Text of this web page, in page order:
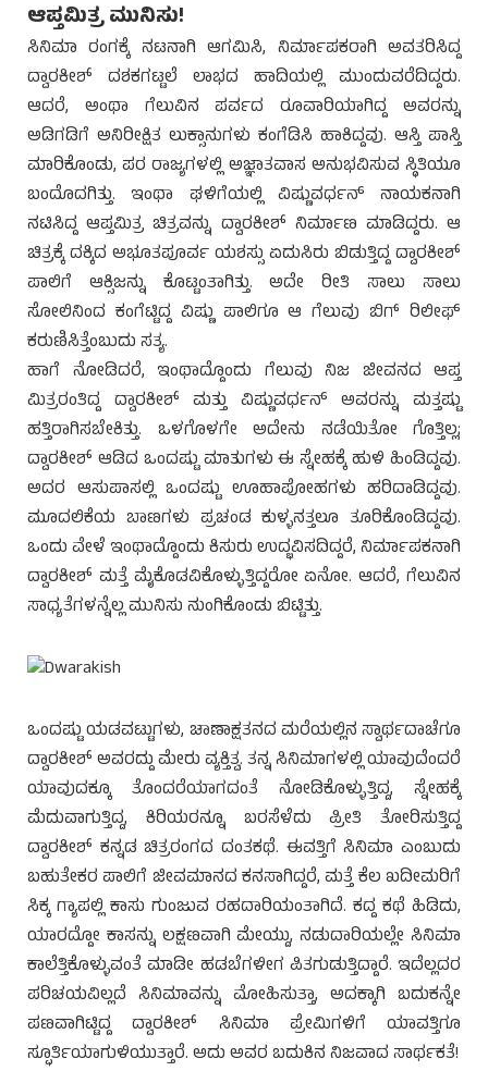
ಆಪ್ತಮಿತ್ರ ಮುನಿಸು!
ಸಿನಿಮಾ ರಂಗಕ್ಕೆ ನಟನಾಗಿ ಆಗಮಿಸಿ, ನಿರ್ಮಾಪಕರಾಗಿ ಅವತರಿಸಿದ್ದ
ದ್ವಾರಕೀಶ್ ದಶಕಗಟ್ಟಲೆ ಲಾಭದ ಹಾದಿಯಲ್ಲಿ ಮುಂದುವರೆದಿದ್ದರು.
ಆದರೆ, ಅಂಥಾ ಗೆಲುವಿನ ಪರ್ವದ ರೂವಾರಿಯಾಗಿದ್ದ ಅವರನ್ನು
ಅಡಿಗಡಿಗೆ ಅನಿರೀಕ್ಷಿತ ಲುಕ್ಸಾನುಗಳು ಕಂಗೆಡಿಸಿ ಹಾಕಿದ್ದವು. ಆಸ್ತಿ ಪಾಸ್ತಿ
ಮಾರಿಕೊಂಡು, ಪರ ರಾಜ್ಯಗಳಲ್ಲಿ ಅಜ್ಞಾತವಾಸ ಅನುಭವಿಸುವ ಸ್ಥಿತಿಯೂ
ಬಂದೊದಗಿತ್ತು. ಇಂಥಾ ಘಳಿಗೆಯಲ್ಲಿ ವಿಷ್ಣುವರ್ಧನ್ ನಾಯಕನಾಗಿ
ನಟಿಸಿದ್ದ ಆಪ್ತಮಿತ್ರ ಚಿತ್ರವನ್ನು ದ್ವಾರಕೀಶ್ ನಿರ್ಮಾಣ ಮಾಡಿದ್ದರು. ಆ
ಚಿತ್ರಕ್ಕೆ ದಕ್ಕಿದ ಅಭೂತಪೂರ್ವ ಯಶಸ್ಸು ಏದುಸಿರು ಬಿಡುತ್ತಿದ್ದ ದ್ವಾರಕೀಶ್
ಪಾಲಿಗೆ ಆಕ್ಸಿಜನ್ನು ಕೊಟ್ಟಂತಾಗಿತ್ತು. ಅದೇ ರೀತಿ ಸಾಲು ಸಾಲು
ಸೋಲಿನಿಂದ ಕಂಗೆಟ್ಟಿದ್ದ ವಿಷ್ಣು ಪಾಲಿಗೂ ಆ ಗೆಲುವು ಬಿಗ್ ರಿಲೀಫ್
ಕರುಣಿಸಿತ್ತೆಂಬುದು ಸತ್ಯ.
ಹಾಗೆ ನೋಡಿದರೆ, ಇಂಥಾದ್ದೊಂದು ಗೆಲುವು ನಿಜ ಜೀವನದ ಆಪ್ತ
ಮಿತ್ರರಂತಿದ್ದ ದ್ವಾರಕೀಶ್ ಮತ್ತು ವಿಷ್ಣುವರ್ಧನ್ ಅವರನ್ನು ಮತ್ತಷ್ಟು
ಹತ್ತಿರಾಗಿಸಬೇಕಿತ್ತು. ಒಳಗೊಳಗೇ ಅದೇನು ನಡೆಯಿತೋ ಗೊತ್ತಿಲ್ಲ;
ದ್ವಾರಕೀಶ್ ಆಡಿದ ಒಂದಷ್ಟು ಮಾತುಗಳು ಈ ಸ್ನೇಹಕ್ಕೆ ಹುಳಿ ಹಿಂಡಿದ್ದವು.
ಅದರ ಆಸುಪಾಸಲ್ಲಿ ಒಂದಷ್ಟು ಊಹಾಪೋಹಗಳು ಹರಿದಾಡಿದ್ದವು.
ಮೂದಲಿಕೆಯ ಬಾಣಗಳು ಪ್ರಚಂಡ ಕುಳ್ಳನತ್ತಲೂ ತೂರಿಕೊಂಡಿದ್ದವು.
ಒಂದು ವೇಳೆ ಇಂಥಾದ್ದೊಂದು ಕಿಸುರು ಉದ್ಭವಿಸದಿದ್ದರೆ, ನಿರ್ಮಾಪಕನಾಗಿ
ದ್ವಾರಕೀಶ್ ಮತ್ತೆ ಮೈಕೊಡವಿಕೊಳ್ಳುತ್ತಿದ್ದರೋ ಏನೋ. ಆದರೆ, ಗೆಲುವಿನ
ಸಾಧ್ಯತೆಗಳನ್ನೆಲ್ಲ ಮುನಿಸು ನುಂಗಿಕೊಂಡು ಬಿಟ್ಟಿತ್ತು.
ಒಂದಷ್ಟು ಯಡವಟ್ಟುಗಳು, ಚಾಣಾಕ್ಷತನದ ಮರೆಯಲ್ಲಿನ ಸ್ವಾರ್ಥದಾಚೆಗೂ
ದ್ವಾರಕೀಶ್ ಅವರದ್ದು ಮೇರು ವ್ಯಕ್ತಿತ್ವ. ತನ್ನ ಸಿನಿಮಾಗಳಲ್ಲಿ ಯಾವುದೆಂದರೆ
ಯಾವುದಕ್ಕೂ ತೊಂದರೆಯಾಗದಂತೆ ನೋಡಿಕೊಳ್ಳುತ್ತಿದ್ದ, ಸ್ನೇಹಕ್ಕೆ
ಮೆದುವಾಗುತ್ತಿದ್ದ, ಕಿರಿಯರನ್ನೂ ಬರಸೆಳೆದು ಪ್ರೀತಿ ತೋರಿಸುತ್ತಿದ್ದ
ದ್ವಾರಕೀಶ್ ಕನ್ನಡ ಚಿತ್ರರಂಗದ ದಂತಕಥೆ. ಈವತ್ತಿಗೆ ಸಿನಿಮಾ ಎಂಬುದು
ಬಹುತೇಕರ ಪಾಲಿಗೆ ಜೀವಮಾನದ ಕನಸಾಗಿದ್ದರೆ, ಮತ್ತೆ ಕೆಲ ಖದೀಮರಿಗೆ
ಸಿಕ್ಕ ಗ್ಯಾಪಲ್ಲಿ ಕಾಸು ಗುಂಜುವ ರಹದಾರಿಯಂತಾಗಿದೆ. ಕದ್ದ ಕಥೆ ಹಿಡಿದು,
ಯಾರದ್ದೋ ಕಾಸನ್ನು ಲಕ್ಷಣವಾಗಿ ಮೇಯ್ದು, ನಡುದಾರಿಯಲ್ಲೇ ಸಿನಿಮಾ
ಕಾಲೆತ್ತಿಕೊಳ್ಳುವಂತೆ ಮಾಡೀ ಹಡಬೆಗಳೀಗ ಪಿತಗುಡುತ್ತಿದ್ದಾರೆ. ಇದೆಲ್ಲದರ
ಪರಿಚಯವಿಲ್ಲದೆ ಸಿನಿಮಾವನ್ನು ಮೋಹಿಸುತ್ತಾ, ಅದಕ್ಕಾಗಿ ಬದುಕನ್ನೇ
ಪಣವಾಗಿಟ್ಟಿದ್ದ ದ್ವಾರಕೀಶ್ ಸಿನಿಮಾ ಪ್ರೇಮಿಗಳಿಗೆ ಯಾವತ್ತಿಗೂ
ಸ್ಫೂರ್ತಿಯಾಗುಳಿಯುತ್ತಾರೆ. ಅದು ಅವರ ಬದುಕಿನ ನಿಜವಾದ ಸಾರ್ಥಕತೆ!